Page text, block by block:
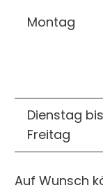
Montag
Dienstag bis
Freitag
Auf Wunsch